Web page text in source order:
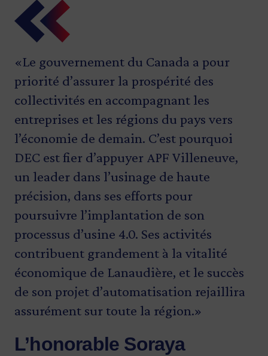
«Le gouvernement du Canada a pour
priorité d’assurer la prospérité des
collectivités en accompagnant les
entreprises et les régions du pays vers
l’économie de demain. C’est pourquoi
DEC est fier d’appuyer APF Villeneuve,
un leader dans l’usinage de haute
précision, dans ses efforts pour
poursuivre l’implantation de son
processus d’usine 4.0. Ses activités
contribuent grandement à la vitalité
économique de Lanaudière, et le succès
de son projet d’automatisation rejaillira
assurément sur toute la région.»
L’honorable Soraya
«La transformation numérique, c’est une
avenue incontournable pour assurer la
productivité de nos entreprises. APF
Villeneuve l’a bien compris et continue
d’investir dans l’innovation
technologique pour renforcer sa
compétitivité dans un secteur
stratégique de l’économie lanaudoise.»
Christopher Skeete
la Lutte contre le racisme et ministre responsable de la
région de Laval
«Reconnue pour son expertise dans le
domaine de la fabrication métallique,
APF Villeneuve représente un acteur clé
au sein du créneau d’excellence Alliance
Métal Québec dans la région de
Lanaudière. Nous sommes fiers de
contribuer à l’augmentation de sa
productivité en appuyant son projet
d’automatisation, porteur pour notre
région. »
François StLouis
«C’est avec enthousiasme que nous
soutenons M. Villeneuve et toute son
équipe dans ce projet de modernisation.
En faisant l’acquisition de nouveaux
équipements, l’entreprise familiale se
donne les moyens pour augmenter sa
productivité, ajouter de nouveaux
produits à son offre et, surtout, demeurer
compétitive dans un marché à forte
concurrence.»
Guy LeBlanc